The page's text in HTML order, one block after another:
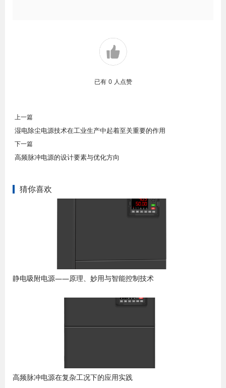
已有 0 人点赞
上一篇
湿电除尘电源技术在工业生产中起着至关重要的作用
下一篇
高频脉冲电源的设计要素与优化方向
猜你喜欢
静电吸附电源——原理、妙用与智能控制技术
高频脉冲电源在复杂工况下的应用实践